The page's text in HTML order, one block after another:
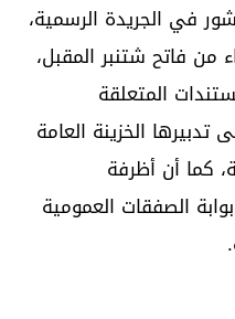
في الجريدة الرسمية،
من فاتح شتنبر المقبل،
المتعلقة
تدبيرها الخزينة العامة
كما أن أظرفة
الصفقات العمومية